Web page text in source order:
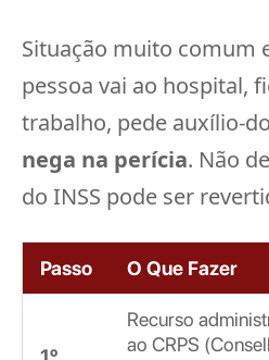
Situação muito comum
pessoa vai ao hospital,
trabalho, pede auxílio-
nega na perícia. Não
do INSS pode ser
Passo O Que Fazer
Recurso
ao CRPS